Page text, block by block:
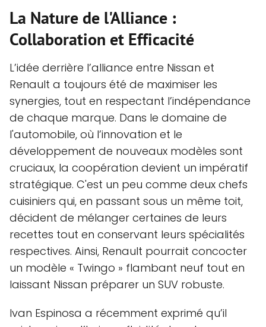
La Nature de l'Alliance :
Collaboration et Efficacité
L’idée derrière l’alliance entre Nissan et
Renault a toujours été de maximiser les
synergies, tout en respectant l’indépendance
de chaque marque. Dans le domaine de
l'automobile, où l’innovation et le
développement de nouveaux modèles sont
cruciaux, la coopération devient un impératif
stratégique. C'est un peu comme deux chefs
cuisiniers qui, en passant sous un même toit,
décident de mélanger certaines de leurs
recettes tout en conservant leurs spécialités
respectives. Ainsi, Renault pourrait concocter
un modèle « Twingo » flambant neuf tout en
laissant Nissan préparer un SUV robuste.
Ivan Espinosa a récemment exprimé qu’il